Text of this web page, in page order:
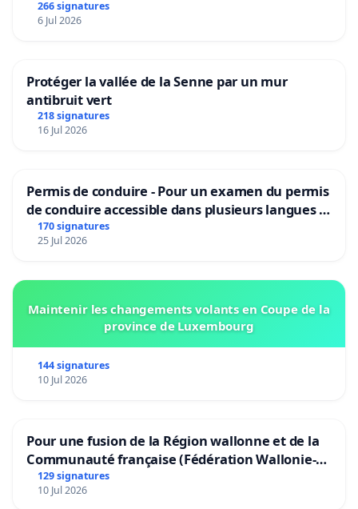
266 signatures
6 Jul 2026
Protéger la vallée de la Senne par un mur
antibruit vert
218 signatures
16 Jul 2026
Permis de conduire - Pour un examen du permis
de conduire accessible dans plusieurs langues à
Bruxelles
170 signatures
25 Jul 2026
Maintenir les changements volants en Coupe de la
province de Luxembourg
144 signatures
10 Jul 2026
Pour une fusion de la Région wallonne et de la
Communauté française (Fédération Wallonie-
Bruxelles)
129 signatures
10 Jul 2026